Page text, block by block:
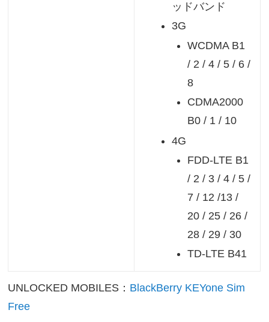
ッドバンド
3G
WCDMA B1
/ 2 / 4 / 5 / 6 /
8
CDMA2000
B0 / 1 / 10
4G
FDD-LTE B1
/ 2 / 3 / 4 / 5 /
7 / 12 /13 /
20 / 25 / 26 /
28 / 29 / 30
TD-LTE B41
UNLOCKED MOBILES： BlackBerry KEYone Sim
Free